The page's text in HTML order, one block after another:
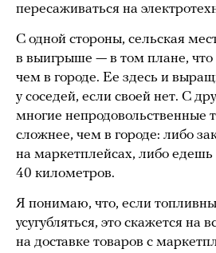
пересаживаться на
С одной стороны, сельская
в выигрыше — в том плане, что
чем в городе. Ее здесь и
у соседей, если своей нет. С
многие непродовольственные
сложнее, чем в городе: либо
на маркетплейсах, либо едешь
40 километров.
Я понимаю, что, если
усугубляться, это скажется на
на доставке товаров с